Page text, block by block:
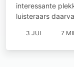
interessante
luisteraars
3 JUL 7